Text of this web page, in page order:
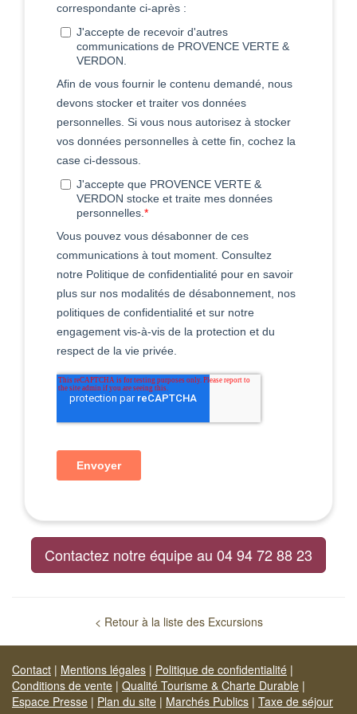
Contactez notre équipe au 04 94 72 88 23
< Retour à la liste des Excursions
Contact | Mentions légales | Politique de confidentialité |
Conditions de vente | Qualité Tourisme & Charte Durable |
Espace Presse | Plan du site | Marchés Publics | Taxe de séjour